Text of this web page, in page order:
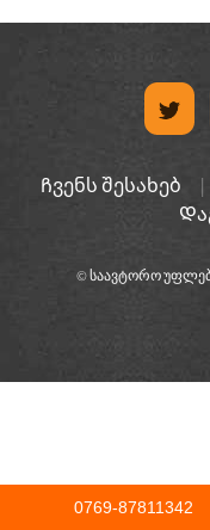
Ჩვენს შესახებ
© საავტორო
0769-87811342